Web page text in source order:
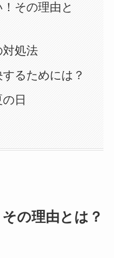
その理由と
対処法
るためには？
日
の理由とは？